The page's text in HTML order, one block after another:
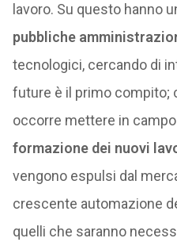
lavoro. Su questo hanno
pubbliche
tecnologici, cercando di
future è il primo compito;
occorre mettere in
formazione dei nuovi
vengono espulsi dal
crescente automazione
quelli che saranno